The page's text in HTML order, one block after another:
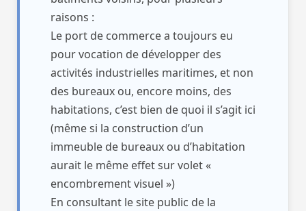
raisons :
Le port de commerce a toujours eu
pour vocation de développer des
activités industrielles maritimes, et non
des bureaux ou, encore moins, des
habitations, c’est bien de quoi il s’agit ici
(même si la construction d’un
immeuble de bureaux ou d’habitation
aurait le même effet sur volet «
encombrement visuel »)
En consultant le site public de la